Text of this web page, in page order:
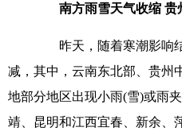
南方雨雪天气收缩
昨天，随着寒潮影响
减，其中，云南东北部、贵州
地部分地区出现小雨(雪)或雨
靖、昆明和江西宜春、新余、